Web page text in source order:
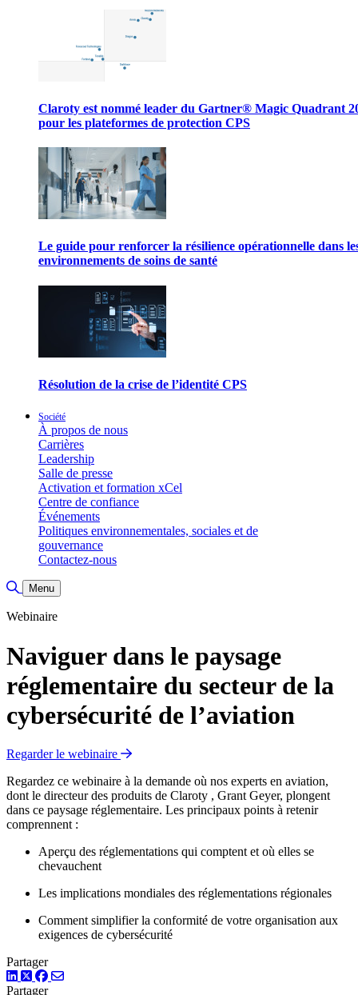
Claroty est nommé leader du Gartner® Magic Quadrant
pour les plateformes de protection CPS
Le guide pour renforcer la résilience opérationnelle dans
environnements de soins de santé
Résolution de la crise de l’identité CPS
Société
À propos de nous
Carrières
Leadership
Salle de presse
Activation et formation xCel
Centre de confiance
Événements
Politiques environnementales, sociales et de
gouvernance
Contactez-nous
Basculer la recherche
Menu
Webinaire
Naviguer dans le paysage
réglementaire du secteur de la
cybersécurité de l’aviation
Regarder le webinaire
Regardez ce webinaire à la demande où nos experts en aviation,
dont le directeur des produits de Claroty , Grant Geyer, plongent
dans ce paysage réglementaire. Les principaux points à retenir
comprennent :
Aperçu des réglementations qui comptent et où elles se
chevauchent
Les implications mondiales des réglementations régionales
Comment simplifier la conformité de votre organisation aux
exigences de cybersécurité
Partager
LinkedIn
TwitterFacebook
Partager